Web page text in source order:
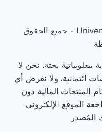
© 2026 Universo dos Cartões - جميع الحقوق
معلوماتية بحتة. نحن لا
ائتمانية، ولا نفرض أي
المنتجات المالية دون
الموقع الإلكتروني
المُصدر